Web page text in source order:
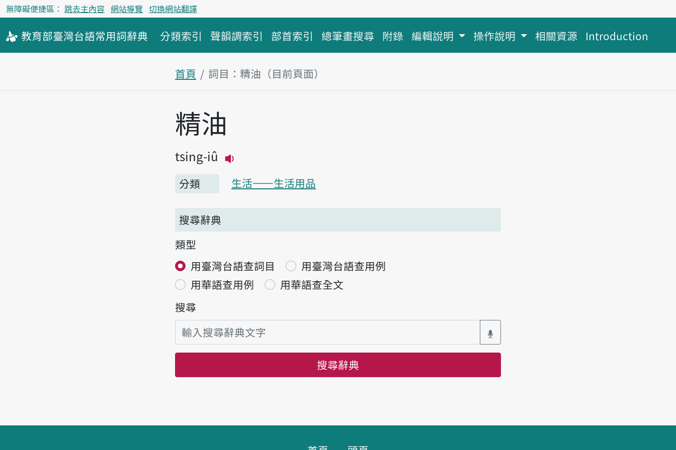
無障礙便捷區： 跳去主內容 網站導覽 切換網站翻譯
教育部臺灣台語常用詞辭典 分類索引 聲韻調索引 部首索引 總筆畫搜尋 附錄 編輯說明 操作說明 相關資源 Introduction
首頁 詞目：精油（目前頁面）
主內容區塊
精油
tsing-iû
分類
生活——生活用品
搜尋辭典
類型
用臺灣台語查詞目
用臺灣台語查用例
用華語查用例
用華語查全文
搜尋
搜尋辭典